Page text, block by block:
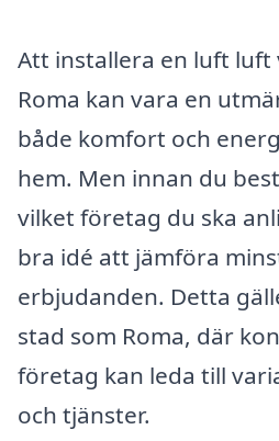
Att installera en luft luft
Roma kan vara en
både komfort och
hem. Men innan du
vilket företag du ska
bra idé att jämföra
erbjudanden. Detta
stad som Roma, där
företag kan leda till
och tjänster.